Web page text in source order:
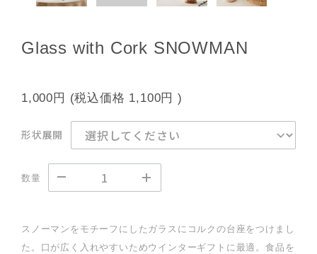
Glass with Cork SNOWMAN
1,000円 (税込価格 1,100円 )
形状展開
数量
スノーマンをモチーフにしたガラスにコルクの台座をつけまし
た。口が広く入れやすいためウインターギフトに最適。食品を